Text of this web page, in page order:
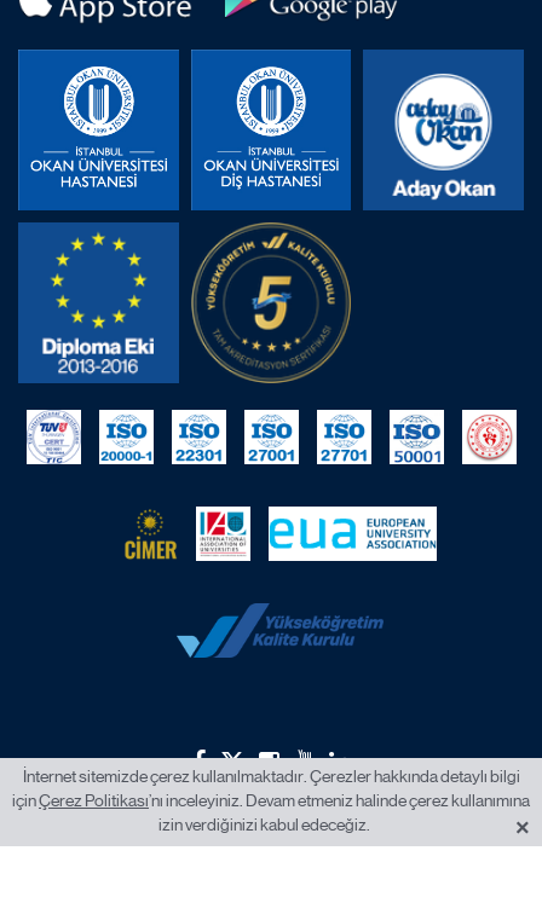
2026 © İstanbul Okan Üniversitesi.
İnternet sitemizde çerez kullanılmaktadır. Çerezler hakkında detaylı bilgi
içinÇerez Politikası’nı inceleyiniz. Devam etmeniz halinde çerez kullanımına
izin verdiğinizi kabul edeceğiz.
×